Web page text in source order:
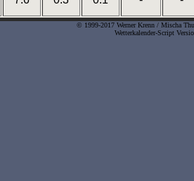
© 1999-2017 Werner Krenn / Mischa
Wetterkalender-Script